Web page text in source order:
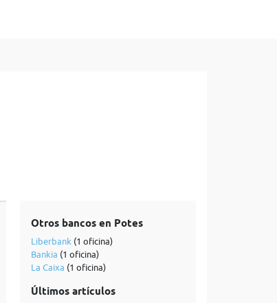
Otros bancos en Potes
Liberbank (1 oficina)
Bankia (1 oficina)
La Caixa (1 oficina)
Últimos artículos